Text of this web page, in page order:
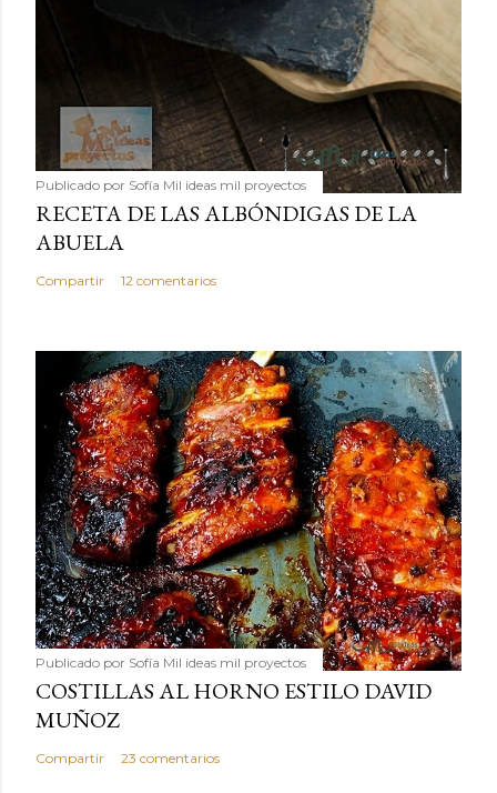
Publicado por Sofía Mil ideas mil proyectos
RECETA DE LAS ALBÓNDIGAS DE LA
ABUELA
Compartir 12 comentarios
Publicado por Sofía Mil ideas mil proyectos
COSTILLAS AL HORNO ESTILO DAVID
MUÑOZ
Compartir 23 comentarios